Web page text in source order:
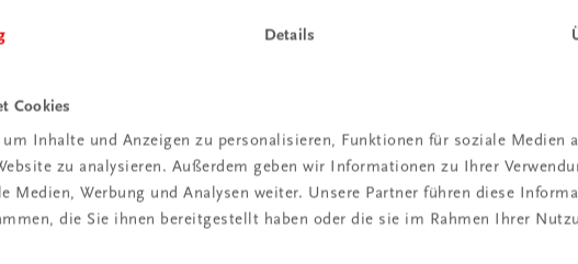
Details
Cookies
Inhalte und Anzeigen zu personalisieren, Funktionen für soziale Medien
zu analysieren. Außerdem geben wir Informationen zu Ihrer
Medien, Werbung und Analysen weiter. Unsere Partner führen diese
die Sie ihnen bereitgestellt haben oder die sie im Rahmen Ihrer
Schulpraxis
mit KI im
abonnieren &
Versandkosten
sparen